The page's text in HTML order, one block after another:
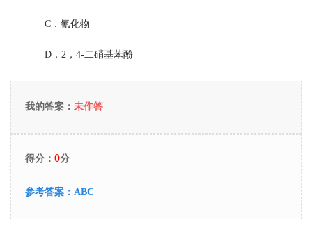
C． 氰化物
D． 2，4-二硝基苯酚
我的答案： 未作答
得分： 0分
参考答案： ABC